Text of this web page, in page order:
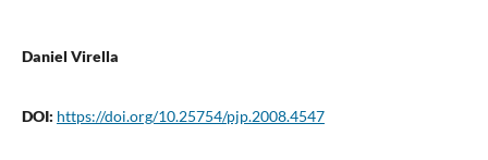
Daniel Virella
DOI: https://doi.org/10.25754/pjp.2008.4547